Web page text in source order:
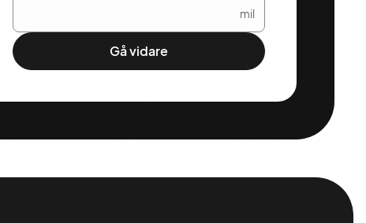
mil
Gå vidare